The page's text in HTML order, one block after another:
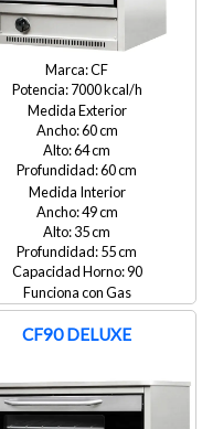
CF
7000
Medida Exterior
60
64
60
Medida Interior
49
35
55
90
Gas
CF90 DELUXE